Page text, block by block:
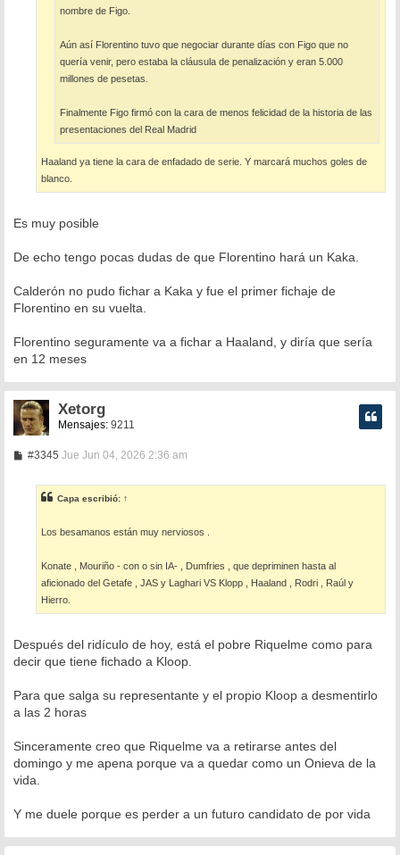
nombre de Figo.
Aún así Florentino tuvo que negociar durante días con Figo que no
quería venir, pero estaba la cláusula de penalización y eran 5.000
millones de pesetas.
Finalmente Figo firmó con la cara de menos felicidad de la historia de las
presentaciones del Real Madrid
Haaland ya tiene la cara de enfadado de serie. Y marcará muchos goles de
blanco.
Es muy posible
De echo tengo pocas dudas de que Florentino hará un Kaka.
Calderón no pudo fichar a Kaka y fue el primer fichaje de
Florentino en su vuelta.
Florentino seguramente va a fichar a Haaland, y diría que sería
en 12 meses
Xetorg
Mensajes: 9211
#3345M
a
e
Jue Jun 04, 2026 2:36 am
Capa escribió: ↑
Los besamanos están muy nerviosos .
Konate , Mouriño - con o sin IA- , Dumfries , que depriminen hasta al
aficionado del Getafe , JAS y Laghari VS Klopp , Haaland , Rodri , Raúl y
Hierro.
Después del ridículo de hoy, está el pobre Riquelme como para
decir que tiene fichado a Kloop.
Para que salga su representante y el propio Kloop a desmentirlo
a las 2 horas
Sinceramente creo que Riquelme va a retirarse antes del
domingo y me apena porque va a quedar como un Onieva de la
vida.
Y me duele porque es perder a un futuro candidato de por vida